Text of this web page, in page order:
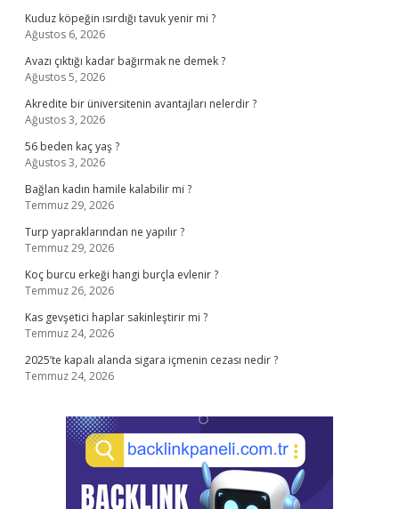
Kuduz köpeğin ısırdığı tavuk yenir mi ?
Ağustos 6, 2026
Avazı çıktığı kadar bağırmak ne demek ?
Ağustos 5, 2026
Akredite bir üniversitenin avantajları nelerdir ?
Ağustos 3, 2026
56 beden kaç yaş ?
Ağustos 3, 2026
Bağlan kadın hamile kalabilir mi ?
Temmuz 29, 2026
Turp yapraklarından ne yapılır ?
Temmuz 29, 2026
Koç burcu erkeği hangi burçla evlenir ?
Temmuz 26, 2026
Kas gevşetici haplar sakinleştirir mi ?
Temmuz 24, 2026
2025’te kapalı alanda sigara içmenin cezası nedir ?
Temmuz 24, 2026